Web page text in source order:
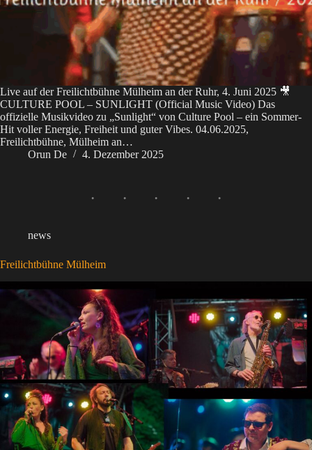
Live auf der Freilichtbühne Mülheim an der Ruhr, 4. Juni 2025 🎥
CULTURE POOL – SUNLIGHT (Official Music Video) Das
offizielle Musikvideo zu „Sunlight“ von Culture Pool – ein Sommer-
Hit voller Energie, Freiheit und guter Vibes. 04.06.2025,
Freilichtbühne, Mülheim an…
Orun De
4. Dezember 2025
news
Freilichtbühne Mülheim